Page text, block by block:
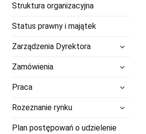
Struktura organizacyjna
Status prawny i majątek
Zarządzenia Dyrektora
rozwiń
menu
Zamówienia
Praca
Rozeznanie rynkurozwiń
menu
potomne
Plan postępowań o udzielenie